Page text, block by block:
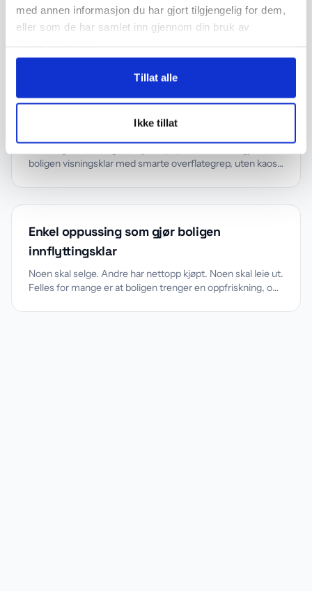
med annen informasjon du har gjort tilgjengelig for dem,
eller som de har samlet inn gjennom din bruk av
Tillat alle
Ikke tillat
Dette bør du fikse før boligsalg
fikse før visning. Ofte handler det om å prioritere det
kjøperen legger mest merke til: vegger, gulv, overflater og
Visningsklar bolig uten oppussingskaos
boligen visningsklar med smarte overflategrep, uten kaos,
Enkel oppussing som gjør boligen
innflyttingsklar
Noen skal selge. Andre har nettopp kjøpt. Noen skal leie ut.
Felles for mange er at boligen trenger en oppfriskning, og